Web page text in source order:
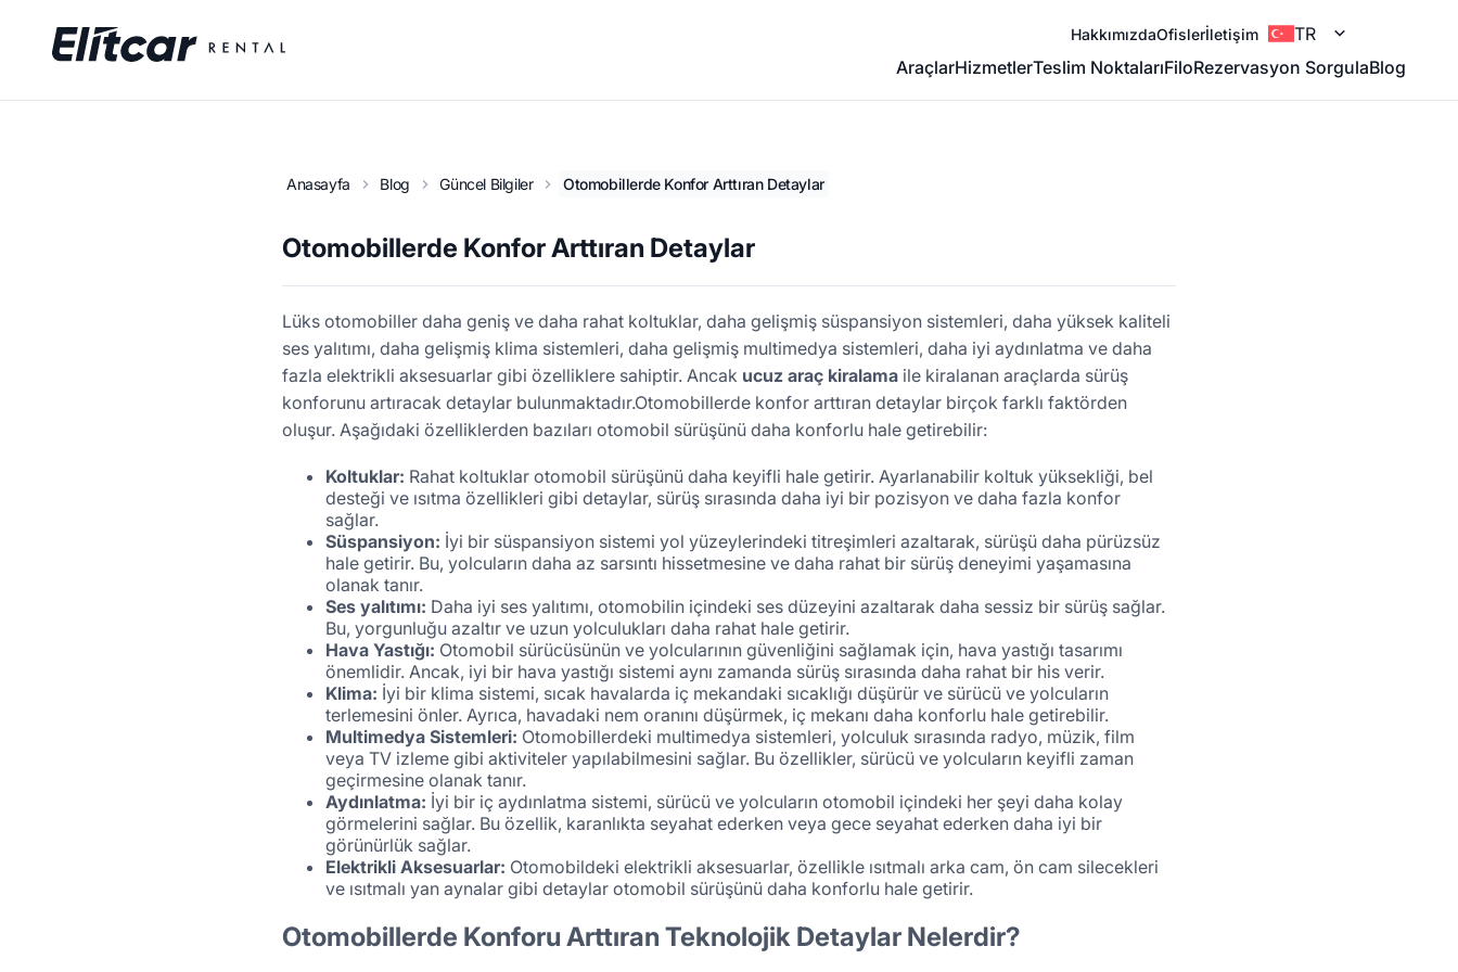
HakkımızdaOfislerİletişim
TR
AraçlarHizmetlerTeslim NoktalarıFiloRezervasyon SorgulaBlog
Anasayfa Blog Güncel Bilgiler Otomobillerde Konfor Arttıran Detaylar
Otomobillerde Konfor Arttıran Detaylar
Lüks otomobiller daha geniş ve daha rahat koltuklar, daha gelişmiş süspansiyon sistemleri, daha yüksek kaliteli
ses yalıtımı, daha gelişmiş klima sistemleri, daha gelişmiş multimedya sistemleri, daha iyi aydınlatma ve daha
fazla elektrikli aksesuarlar gibi özelliklere sahiptir. Ancak ucuz araç kiralama ile kiralanan araçlarda sürüş
konforunu artıracak detaylar bulunmaktadır.Otomobillerde konfor arttıran detaylar birçok farklı faktörden
oluşur. Aşağıdaki özelliklerden bazıları otomobil sürüşünü daha konforlu hale getirebilir:
Koltuklar: Rahat koltuklar otomobil sürüşünü daha keyifli hale getirir. Ayarlanabilir koltuk yüksekliği, bel
desteği ve ısıtma özellikleri gibi detaylar, sürüş sırasında daha iyi bir pozisyon ve daha fazla konfor
sağlar.
Süspansiyon: İyi bir süspansiyon sistemi yol yüzeylerindeki titreşimleri azaltarak, sürüşü daha pürüzsüz
hale getirir. Bu, yolcuların daha az sarsıntı hissetmesine ve daha rahat bir sürüş deneyimi yaşamasına
olanak tanır.
Ses yalıtımı: Daha iyi ses yalıtımı, otomobilin içindeki ses düzeyini azaltarak daha sessiz bir sürüş sağlar.
Bu, yorgunluğu azaltır ve uzun yolculukları daha rahat hale getirir.
Hava Yastığı: Otomobil sürücüsünün ve yolcularının güvenliğini sağlamak için, hava yastığı tasarımı
önemlidir. Ancak, iyi bir hava yastığı sistemi aynı zamanda sürüş sırasında daha rahat bir his verir.
Klima: İyi bir klima sistemi, sıcak havalarda iç mekandaki sıcaklığı düşürür ve sürücü ve yolcuların
terlemesini önler. Ayrıca, havadaki nem oranını düşürmek, iç mekanı daha konforlu hale getirebilir.
Multimedya Sistemleri: Otomobillerdeki multimedya sistemleri, yolculuk sırasında radyo, müzik, film
veya TV izleme gibi aktiviteler yapılabilmesini sağlar. Bu özellikler, sürücü ve yolcuların keyifli zaman
geçirmesine olanak tanır.
Aydınlatma: İyi bir iç aydınlatma sistemi, sürücü ve yolcuların otomobil içindeki her şeyi daha kolay
görmelerini sağlar. Bu özellik, karanlıkta seyahat ederken veya gece seyahat ederken daha iyi bir
görünürlük sağlar.
Elektrikli Aksesuarlar: Otomobildeki elektrikli aksesuarlar, özellikle ısıtmalı arka cam, ön cam silecekleri
ve ısıtmalı yan aynalar gibi detaylar otomobil sürüşünü daha konforlu hale getirir.
Otomobillerde Konforu Arttıran Teknolojik Detaylar Nelerdir?